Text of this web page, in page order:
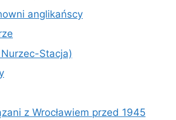
anglikańscy
Stacja)
z Wrocławiem przed 1945